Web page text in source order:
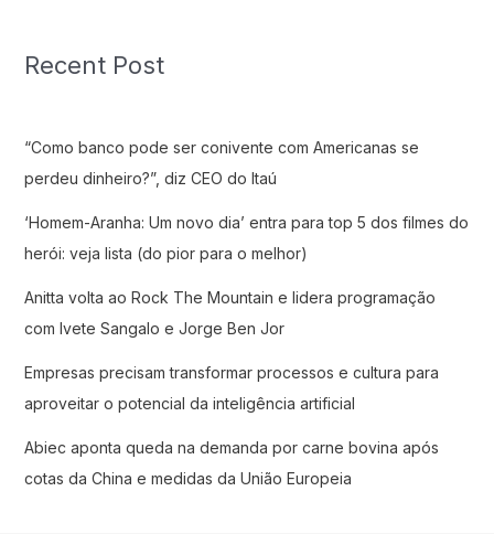
Recent Post
“Como banco pode ser conivente com Americanas se
perdeu dinheiro?”, diz CEO do Itaú
‘Homem-Aranha: Um novo dia’ entra para top 5 dos filmes do
herói: veja lista (do pior para o melhor)
Anitta volta ao Rock The Mountain e lidera programação
com Ivete Sangalo e Jorge Ben Jor
Empresas precisam transformar processos e cultura para
aproveitar o potencial da inteligência artificial
Abiec aponta queda na demanda por carne bovina após
cotas da China e medidas da União Europeia